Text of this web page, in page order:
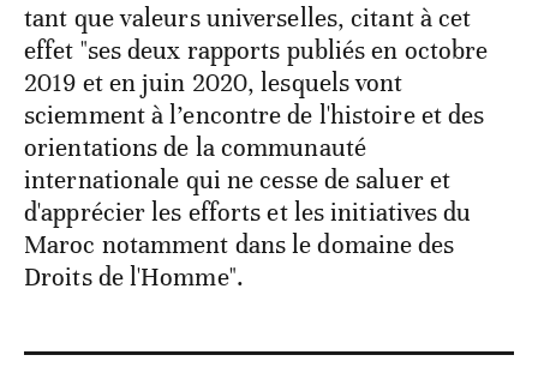
tant que valeurs universelles, citant à cet
effet "ses deux rapports publiés en octobre
2019 et en juin 2020, lesquels vont
sciemment à l’encontre de l'histoire et des
orientations de la communauté
internationale qui ne cesse de saluer et
d'apprécier les efforts et les initiatives du
Maroc notamment dans le domaine des
Droits de l'Homme".